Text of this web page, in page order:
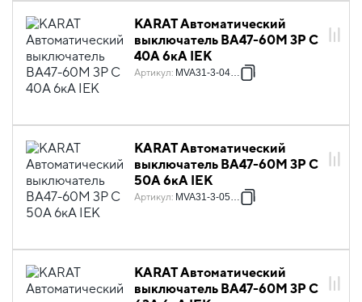
KARAT Автоматический
выключатель ВА47-60M 3P C
40А 6кА IEK
Артикул: MVA31-3-040-C
KARAT Автоматический
выключатель ВА47-60M 3P C
50А 6кА IEK
Артикул: MVA31-3-050-C
KARAT Автоматический
выключатель ВА47-60M 3P C